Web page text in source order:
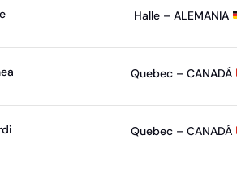
Halle – ALEMANIA
Quebec – CANADÁ
Quebec – CANADÁ